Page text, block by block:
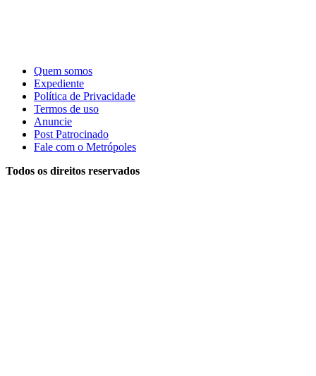
Quem somos
Expediente
Política de Privacidade
Termos de uso
Anuncie
Post Patrocinado
Fale com o Metrópoles
Todos os direitos reservados